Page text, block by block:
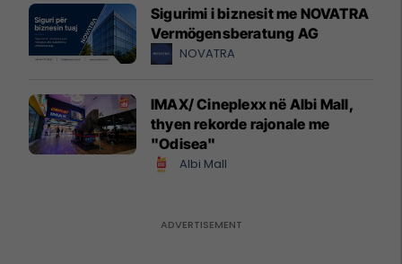
Sigurimi i biznesit me NOVATRA
Vermögensberatung AG
NOVATRA
IMAX/ Cineplexx në Albi Mall,
thyen rekorde rajonale me
"Odisea"
Albi Mall